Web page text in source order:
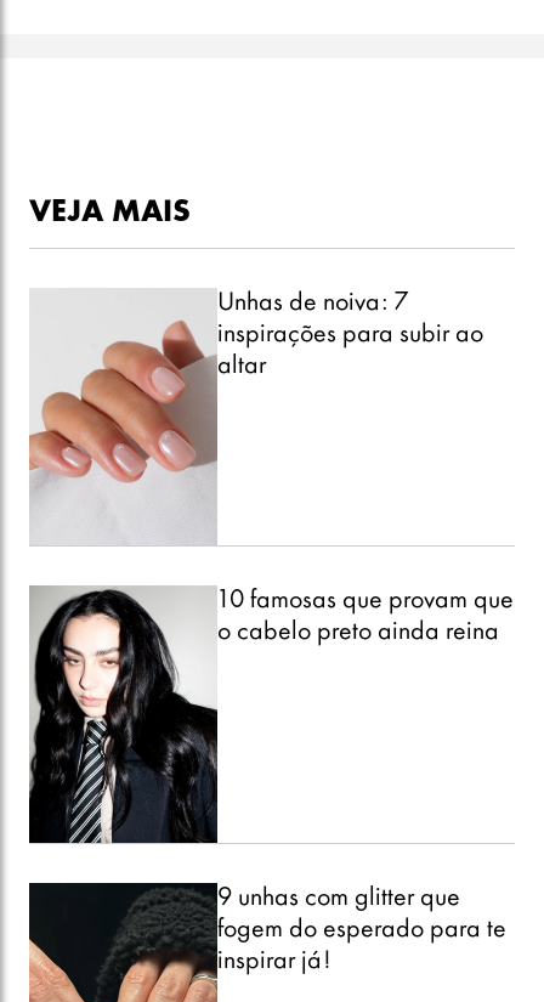
VEJA MAIS
Unhas de noiva: 7
inspirações para subir ao
altar
10 famosas que provam que
o cabelo preto ainda reina
9 unhas com glitter que
fogem do esperado para te
inspirar já!